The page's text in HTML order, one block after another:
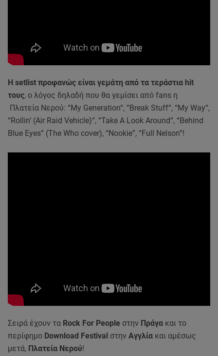
Η setlist προφανώς είναι γεμάτη από τα τεράστια hit
τους, ο λόγος δηλαδή που θα γεμίσει από fans η
Πλατεία Νερού: “My Generation“, “Break Stuff“, “My Way“,
“Rollin’ (Air Raid Vehicle)“, “Take A Look Around“, “Behind
Blue Eyes” (The Who cover), “Nookie”, “Full Nelson”!
Σειρά έχουν τα Rock For People στην Πράγα και το
περίφημο Download Festival στην Αγγλία και αμέσως
μετά, Πλατεία Νερού!